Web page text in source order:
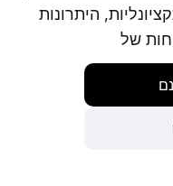
היתרונות